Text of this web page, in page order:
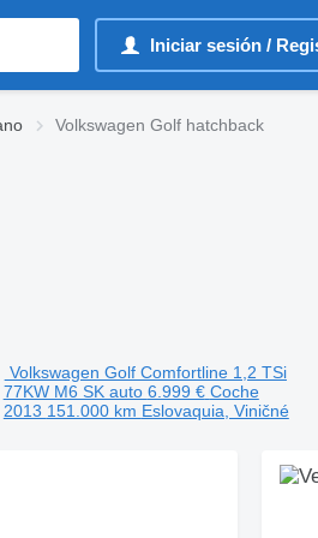
Iniciar sesión /
Volkswagen Golf hatchback
Volkswagen Golf Comfortline 1,2 TSi
77KW M6 SK auto 6.999 € Coche
2013 151.000 km Eslovaquia, Viničné